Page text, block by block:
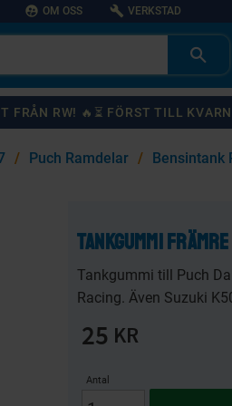
supervised_user_circle OM OSS build VERKSTAD
FRÅN RW! 🔥⏳ FÖRST TILL
KAN INTRESSERA DIG?
20 %
Puch Ramdelar Bensintank
Tankgummi
Tankgummi till Puch
Racing. Även Suzuki
25 KR
Antal